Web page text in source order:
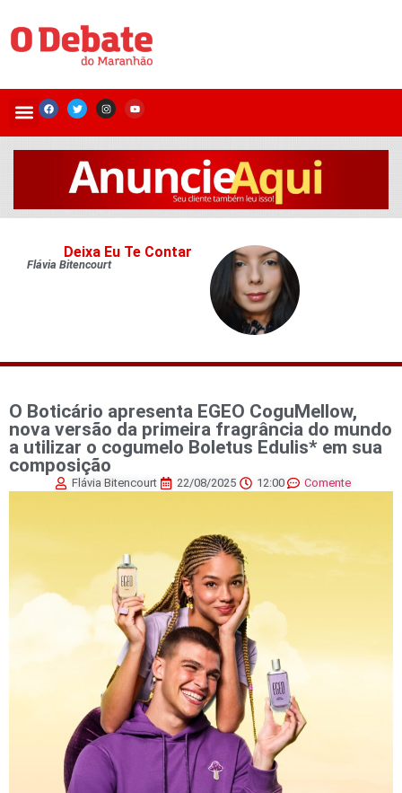
Deixa Eu Te Contar
Flávia Bitencourt
O Boticário apresenta EGEO CoguMellow,
nova versão da primeira fragrância do mundo
a utilizar o cogumelo Boletus Edulis* em sua
composição
Flávia Bitencourt 22/08/2025 12:00 Comente